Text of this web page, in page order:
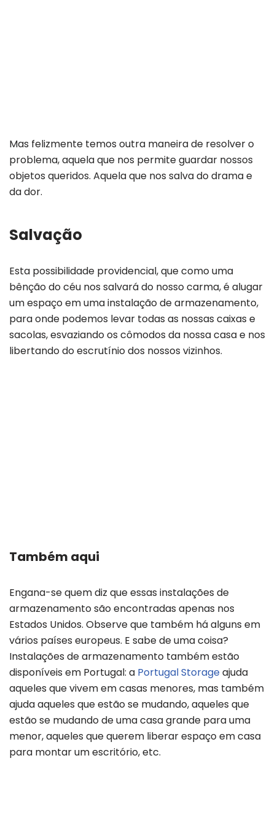
Mas felizmente temos outra maneira de resolver o
problema, aquela que nos permite guardar nossos
objetos queridos. Aquela que nos salva do drama e
da dor.
Salvação
Esta possibilidade providencial, que como uma
bênção do céu nos salvará do nosso carma, é alugar
um espaço em uma instalação de armazenamento,
para onde podemos levar todas as nossas caixas e
sacolas, esvaziando os cômodos da nossa casa e nos
libertando do escrutínio dos nossos vizinhos.
Também aqui
Engana-se quem diz que essas instalações de
armazenamento são encontradas apenas nos
Estados Unidos. Observe que também há alguns em
vários países europeus. E sabe de uma coisa?
Instalações de armazenamento também estão
disponíveis em Portugal: a Portugal Storageajuda
aqueles que vivem em casas menores, mas também
ajuda aqueles que estão se mudando, aqueles que
estão se mudando de uma casa grande para uma
menor, aqueles que querem liberar espaço em casa
para montar um escritório, etc.